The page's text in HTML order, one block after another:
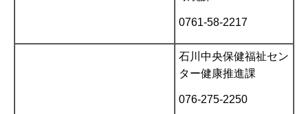
0761-58-2217
石川中央保健福祉セン
ター健康推進課
076-275-2250